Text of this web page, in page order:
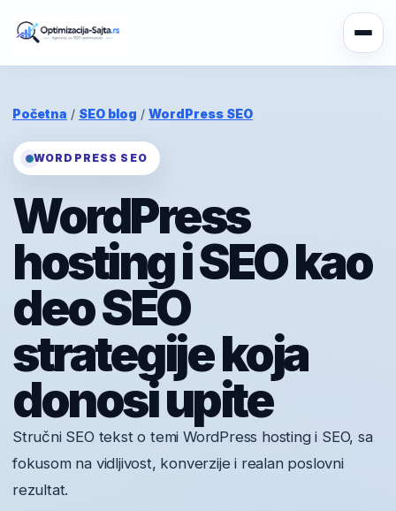
Početna / SEO blog / WordPress SEO
WORDPRESS SEO
WordPress
hosting i SEO kao
deo SEO
strategije koja
donosi upite
Stručni SEO tekst o temi WordPress hosting i SEO, sa
fokusom na vidljivost, konverzije i realan poslovni
rezultat.